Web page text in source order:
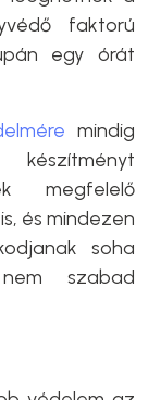
faktorú
egy órát
mindig
megfelelő
és mindezen
soha
szabad